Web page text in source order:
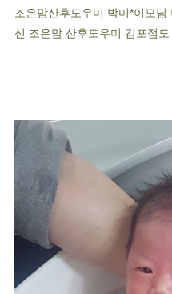
조은맘산후도우미 박미*이모
신 조은맘 산후도우미 김포점